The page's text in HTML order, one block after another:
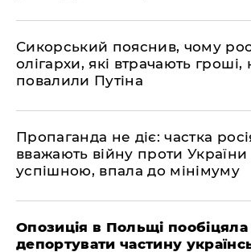
​Сикорський пояснив, чому
олігархи, які втрачають гроші,
повалили Путіна
​Пропаганда не діє: частка
вважають війну проти України
успішною, впала до мінімуму
​Опозиція в Польщі пообіцяла
депортувати частину